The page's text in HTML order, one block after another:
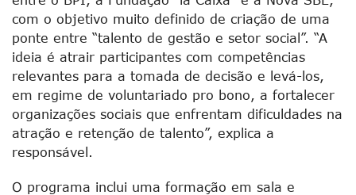
com o objetivo muito definido de criação de uma
ponte entre “talento de gestão e setor social”. “A
ideia é atrair participantes com competências
relevantes para a tomada de decisão e levá-los,
em regime de voluntariado pro bono, a fortalecer
organizações sociais que enfrentam dificuldades na
atração e retenção de talento”, explica a
responsável.
O programa inclui uma formação em sala e